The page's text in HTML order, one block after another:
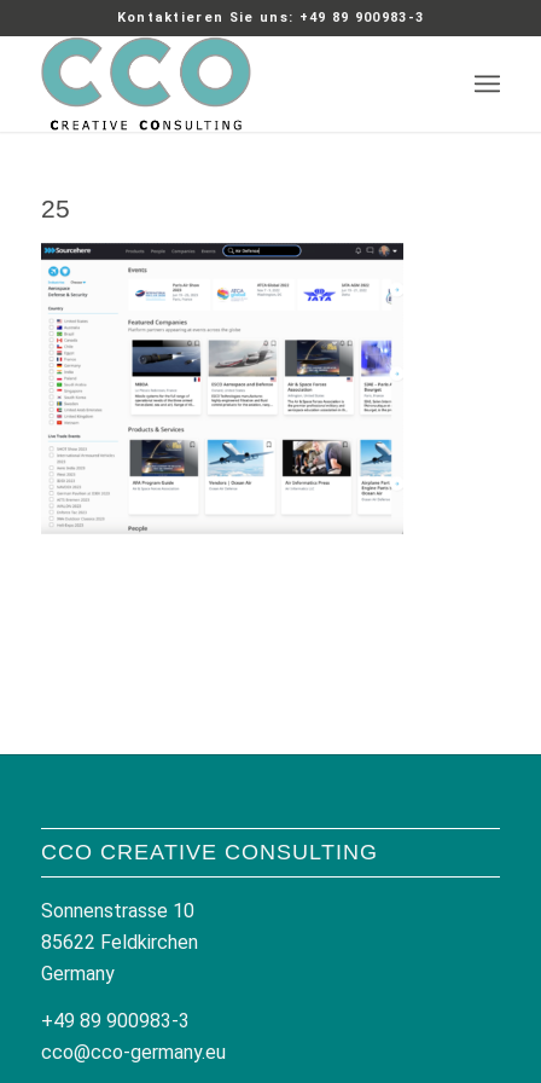
Kontaktieren Sie uns: +49 89 900983-3
25
CCO CREATIVE CONSULTING
Sonnenstrasse 10
85622 Feldkirchen
Germany
+49 89 900983-3
cco@cco-germany.eu